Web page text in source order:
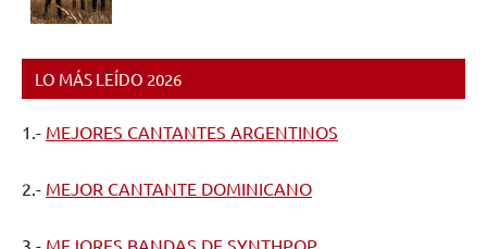
LO MÁS LEÍDO 2026
1.- MEJORES CANTANTES ARGENTINOS
2.- MEJOR CANTANTE DOMINICANO
3.- MEJORES BANDAS DE SYNTHPOP